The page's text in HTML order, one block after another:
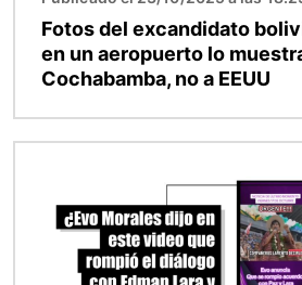
Fotos del excandidato
en un aeropuerto lo
Cochabamba, no a EEUU